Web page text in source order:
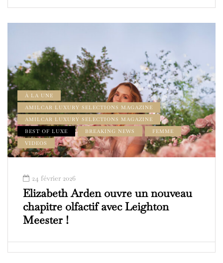
À LA UNE
AMILCAR LUXURY SELECTIONS MAGAZINE
AMILCAR LUXURY SELECTIONS MAGAZINE
BEST OF LUXE
BREAKING NEWS
FEMME
VIDEOS
24 février 2026
Elizabeth Arden ouvre un nouveau
chapitre olfactif avec Leighton
Meester !